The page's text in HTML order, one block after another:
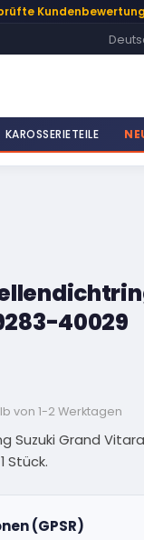
KAROSSERIETEILE
40029
von 1-2 Werktagen
Suzuki Grand
Stück.
(GPSR)